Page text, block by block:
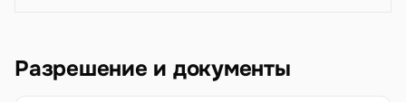
Разрешение и документы